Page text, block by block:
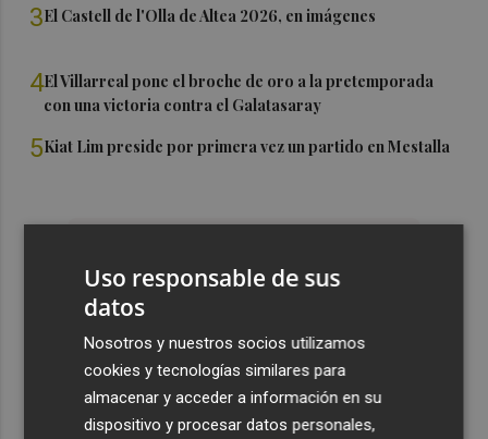
3El Castell de l'Olla de Altea 2026, en imágenes
4El Villarreal pone el broche de oro a la pretemporada
con una victoria contra el Galatasaray
5Kiat Lim preside por primera vez un partido en Mestalla
Uso responsable de sus
datos
Nosotros y nuestros socios utilizamos
cookies y tecnologías similares para
almacenar y acceder a información en su
dispositivo y procesar datos personales,